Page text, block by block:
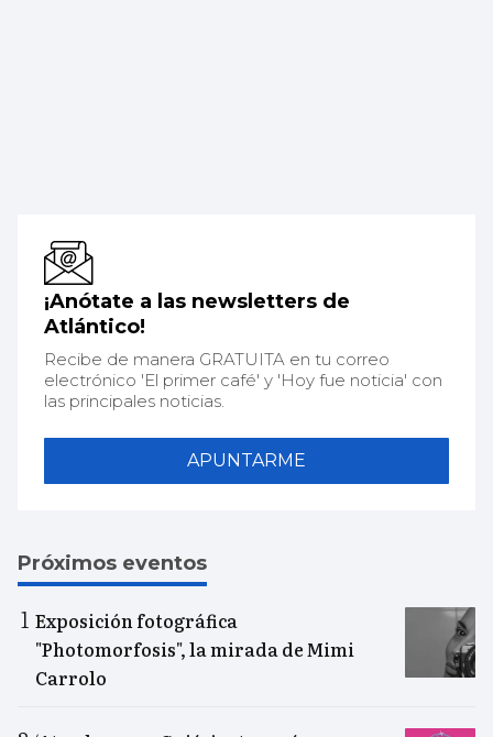
¡Anótate a las newsletters de
Atlántico!
Recibe de manera GRATUITA en tu correo
electrónico 'El primer café' y 'Hoy fue noticia' con
las principales noticias.
APUNTARME
Próximos eventos
Exposición fotográfica
"Photomorfosis", la mirada de Mimi
Carrolo